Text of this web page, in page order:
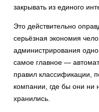
закрывать из единого
Это действительно
серьёзная экономия
администрирования
самое главное —
правил классификации,
компании, где бы они ни
хранились.